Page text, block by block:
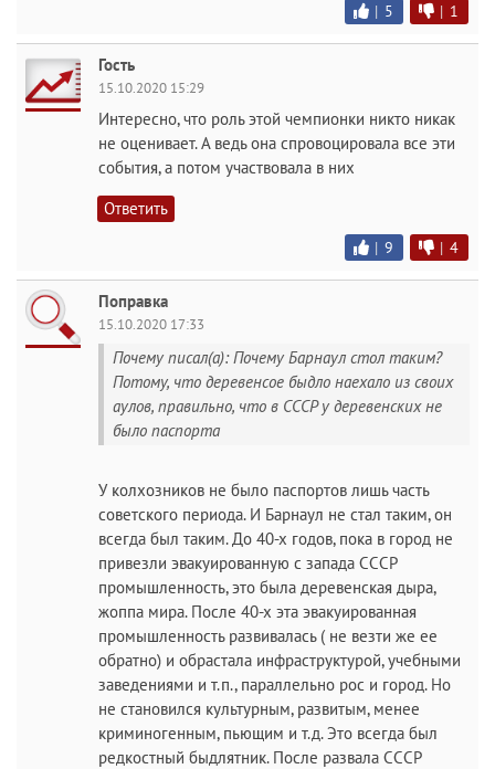
| 5 | 1
Гость
15.10.2020 15:29
Интересно, что роль этой чемпионки никто никак
не оценивает. А ведь она спровоцировала все эти
события, а потом участвовала в них
Ответить
| 9 | 4
Поправка
15.10.2020 17:33
Почему писал(а): Почему Барнаул стол таким?
Потому, что деревенсое быдло наехало из своих
аулов, правильно, что в СССР у деревенских не
было паспорта
У колхозников не было паспортов лишь часть
советского периода. И Барнаул не стал таким, он
всегда был таким. До 40-х годов, пока в город не
привезли эвакуированную с запада СССР
промышленность, это была деревенская дыра,
жоппа мира. После 40-х эта эвакуированная
промышленность развивалась ( не везти же ее
обратно) и обрастала инфраструктурой, учебными
заведениями и т.п., параллельно рос и город. Но
не становился культурным, развитым, менее
криминогенным, пьющим и т.д. Это всегда был
редкостный быдлятник. После развала СССР